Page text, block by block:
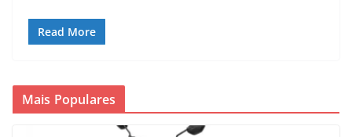
Read More
Mais Populares